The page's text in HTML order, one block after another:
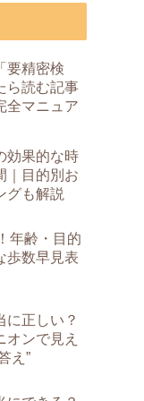
要精密検
ら読む記事
全マニュア
効果的な時
｜目的別お
グも解説
年齢・目的
歩数早見表
に正しい？
オンで見え
え”